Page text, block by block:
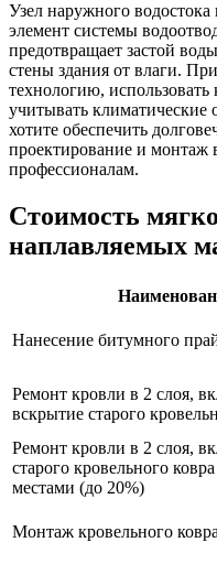
Узел наружного
элемент системы
предотвращает застой
стены здания от влаги.
технологию,
учитывать климатические
хотите обеспечить
проектирование и монтаж
профессионалам.
Стоимость
наплавляемых
Нанесение битумного
Ремонт кровли в 2 слоя,
вскрытие старого
Ремонт кровли в 2 слоя,
старого кровельного
местами (до 20%)
Монтаж кровельного